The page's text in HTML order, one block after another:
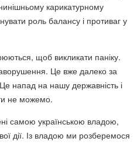
карикатурному
роль балансу і противаг у
щоб викликати паніку.
Це вже далеко за
напад на нашу державність і
не можемо.
самою українською владою,
дії. Із владою ми розберемося